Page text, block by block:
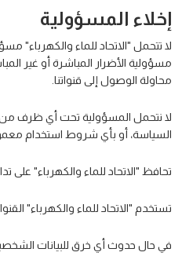
إخلاء المسؤولية
لا تتحمل "الاتحاد للماء والكهرباء"
مسؤولية الأضرار المباشرة أو غير
محاولة الوصول إلى قنواتنا.
لا نتحمل المسؤولية تحت أي ظرف من
السياسة، أو بأي شروط استخدام
تحافظ "الاتحاد للماء والكهرباء" على
تستخدم "الاتحاد للماء والكهرباء"
في حال حدوث أي خرق للبيانات